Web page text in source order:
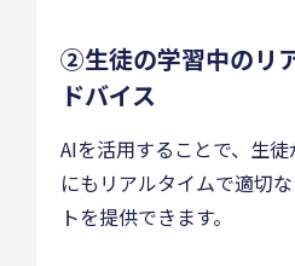
②生徒の学習中のリ
ドバイス
AIを活用することで、生
にもリアルタイムで適切
トを提供できます。